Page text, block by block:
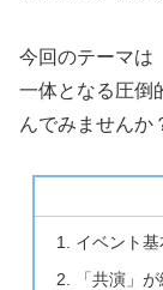
今回のテーマは
一体となる圧倒
んでみませんか
イベント基
「共演」